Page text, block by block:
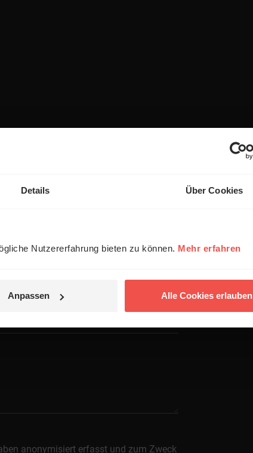
Details Über Cookies
Nutzererfahrung bieten zu können. Mehr erfahren
Anpassen Alle Cookies erlauben
anonymisiert erfasst und zum Zweck